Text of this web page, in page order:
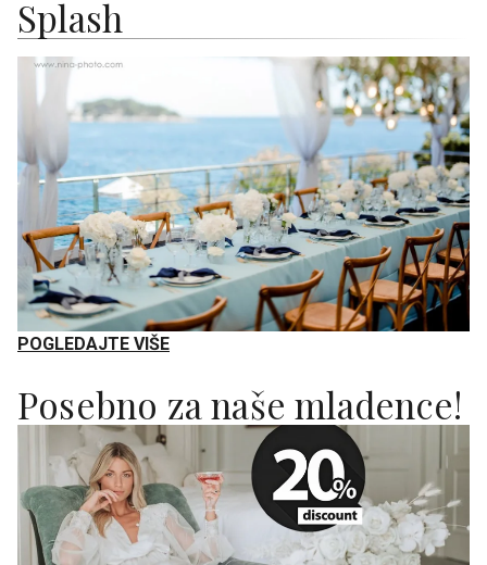
Splash
POGLEDAJTE VIŠE
Posebno za naše mladence!